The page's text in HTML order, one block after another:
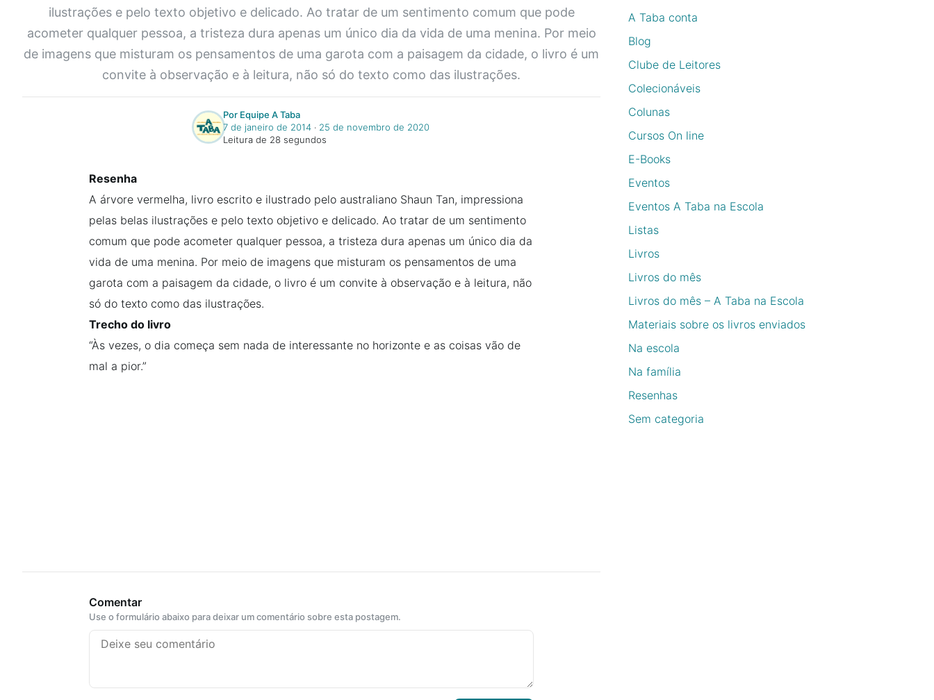
ilustrações e pelo texto objetivo e delicado. Ao tratar de um sentimento comum que pode
acometer qualquer pessoa, a tristeza dura apenas um único dia da vida de uma menina. Por meio
de imagens que misturam os pensamentos de uma garota com a paisagem da cidade, o livro é um
convite à observação e à leitura, não só do texto como das ilustrações.
Por Equipe A Taba
7 de janeiro de 2014‧ 25 de novembro de 2020
Leitura de 28 segundos
Resenha
A árvore vermelha, livro escrito e ilustrado pelo australiano Shaun Tan, impressiona
pelas belas ilustrações e pelo texto objetivo e delicado. Ao tratar de um sentimento
comum que pode acometer qualquer pessoa, a tristeza dura apenas um único dia da
vida de uma menina. Por meio de imagens que misturam os pensamentos de uma
garota com a paisagem da cidade, o livro é um convite à observação e à leitura, não
só do texto como das ilustrações.
Trecho do livro
“Às vezes, o dia começa sem nada de interessante no horizonte e as coisas vão de
mal a pior.”
Comentar
Use o formulário abaixo para deixar um comentário sobre esta postagem.
A Taba conta
Blog
Clube de Leitores
Colecionáveis
Colunas
Cursos On line
E-Books
Eventos
Eventos A Taba na Escola
Listas
Livros
Livros do mês
Livros do mês – A Taba na Escola
Materiais sobre os livros enviados
Na escola
Na família
Resenhas
Sem categoria